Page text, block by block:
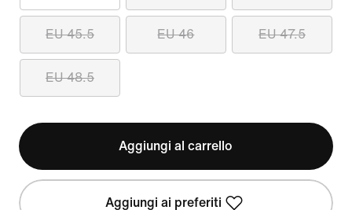
EU 45.5 EU 46 EU 47.5
EU 48.5
Aggiungi al carrello
Aggiungi ai preferiti